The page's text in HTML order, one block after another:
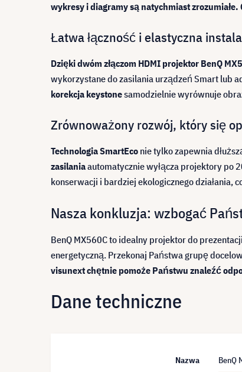
wykresy i diagramy są natychmiast zrozumiałe.
Łatwa łączność i elastyczna
Dzięki dwóm złączom HDMI projektor BenQ
wykorzystane do zasilania urządzeń Smart lub
korekcja keystonesamodzielnie wyrównuje
Zrównoważony rozwój, który się
Technologia SmartEco nie tylko zapewnia
zasilaniaautomatycznie wyłącza projektory po
konserwacji i bardziej ekologicznego działania,
Nasza konkluzja: wzbogać
BenQ MX560C to idealny projektor do
energetyczną. Przekonaj Państwa grupę
visunext chętnie pomoże Państwu znaleźć
Dane techniczne
Nazwa BenQ